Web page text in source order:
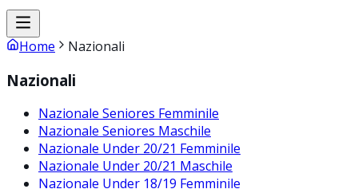
Home Nazionali
Nazionali
Nazionale Seniores Femminile
Nazionale Seniores Maschile
Nazionale Under 20/21 Femminile
Nazionale Under 20/21 Maschile
Nazionale Under 18/19 Femminile